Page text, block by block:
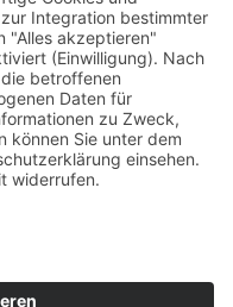
Reparatur